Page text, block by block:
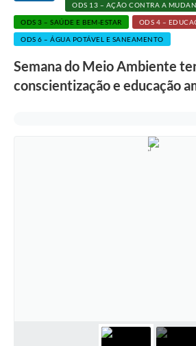
ODS 13 – AÇÃO CONTRA A
ODS 3 – SAÚDE E BEM-ESTAR ODS 4 –
ODS 6 – ÁGUA POTÁVEL E SANEAMENTO
Semana do Meio Ambiente
conscientização e educação